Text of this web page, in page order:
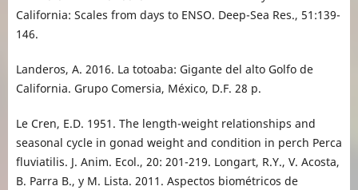
California: Scales from days to ENSO. Deep-Sea Res., 51:139-
146.
Landeros, A. 2016. La totoaba: Gigante del alto Golfo de
California. Grupo Comersia, México, D.F. 28 p.
Le Cren, E.D. 1951. The length-weight relationships and
seasonal cycle in gonad weight and condition in perch Perca
fluviatilis. J. Anim. Ecol., 20: 201-219. Longart, R.Y., V. Acosta,
B. Parra B., y M. Lista. 2011. Aspectos biométricos de